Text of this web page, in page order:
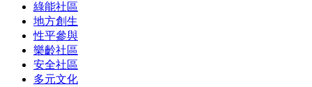
綠能社區
地方創生
性平參與
樂齡社區
安全社區
多元文化